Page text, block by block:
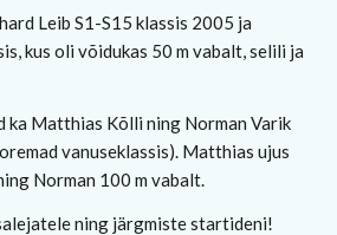
Leib S1-S15 klassis 2005 ja
kus oli võidukas 50 m vabalt, selili ja
ka Matthias Kõlli ning Norman Varik
vanuseklassis). Matthias ujus
Norman 100 m vabalt.
ning järgmiste startideni!